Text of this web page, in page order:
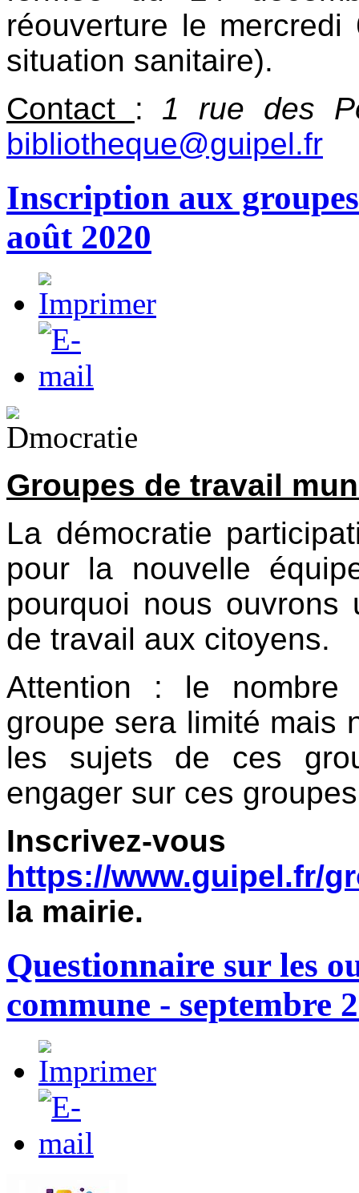
réouverture le
situation sanitaire).
Contact : 1 rue des
bibliotheque@guipel.fr
Inscription aux
août 2020
Groupes de travail
La démocratie
pour la nouvelle
pourquoi nous ouvrons
de travail aux citoyens.
Attention : le nombre
groupe sera limité mais
les sujets de ces
engager sur ces
https://www.guipel.fr/
la mairie.
Questionnaire sur les
commune - septembre